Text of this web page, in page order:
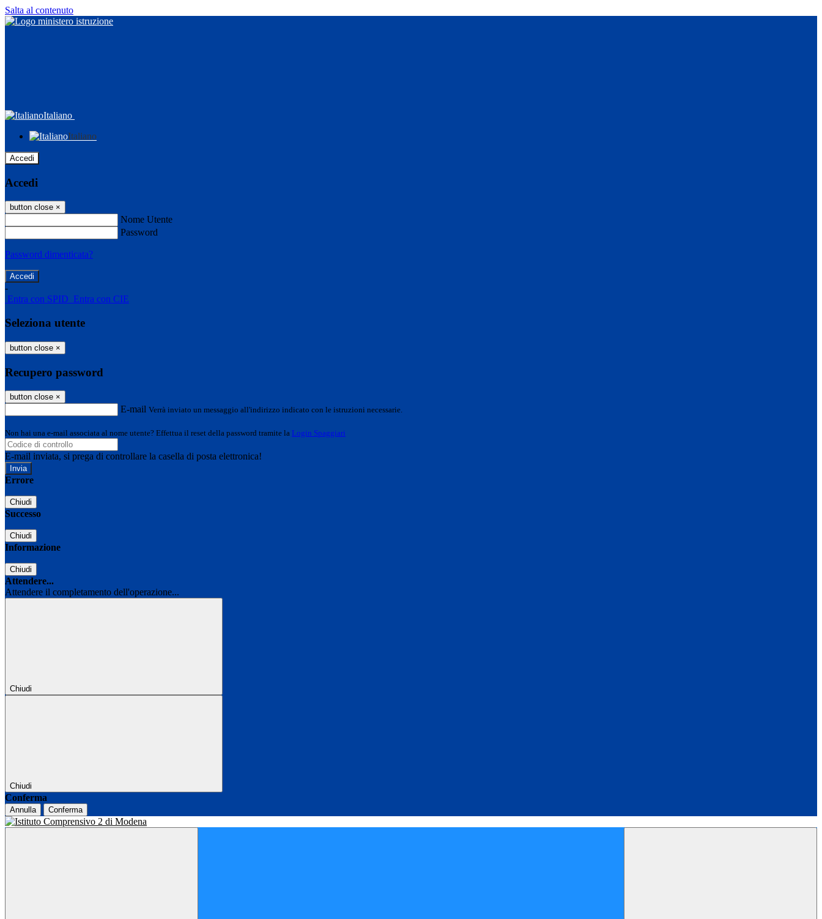
Salta al contenuto
Italiano
Italiano
Accedi
Accedi
button close ×
Nome Utente
Password
Password dimenticata?
-
Entra con SPID Entra con CIE
Seleziona utente
button close ×
Recupero password
button close ×
E-mail Verrà inviato un messaggio all'indirizzo indicato con le istruzioni necessarie.
Non hai una e-mail associata al nome utente? Effettua il reset della password tramite la Login Spaggiari
E-mail inviata, si prega di controllare la casella di posta elettronica!
Errore
Chiudi
Successo
Chiudi
Informazione
Chiudi
Attendere...
Attendere il completamento dell'operazione...
Chiudi
Chiudi
Conferma
Annulla Conferma